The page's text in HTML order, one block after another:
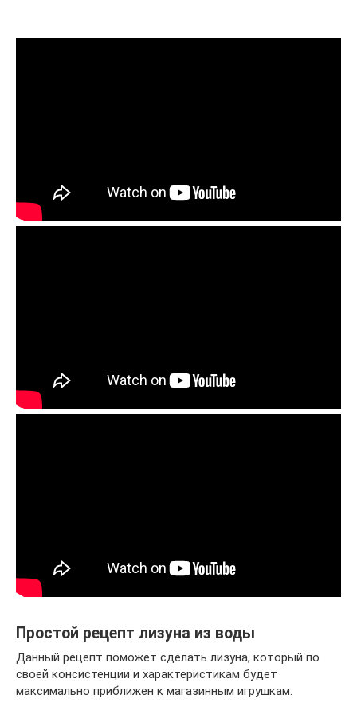
Простой рецепт лизуна из воды
Данный рецепт поможет сделать лизуна, который по
своей консистенции и характеристикам будет
максимально приближен к магазинным игрушкам.